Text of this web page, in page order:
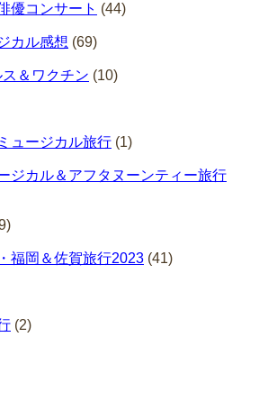
優コンサート (44)
カル感想 (69)
＆ワクチン (10)
ュージカル旅行 (1)
ジカル＆アフタヌーンティー旅行
福岡＆佐賀旅行2023 (41)
(2)